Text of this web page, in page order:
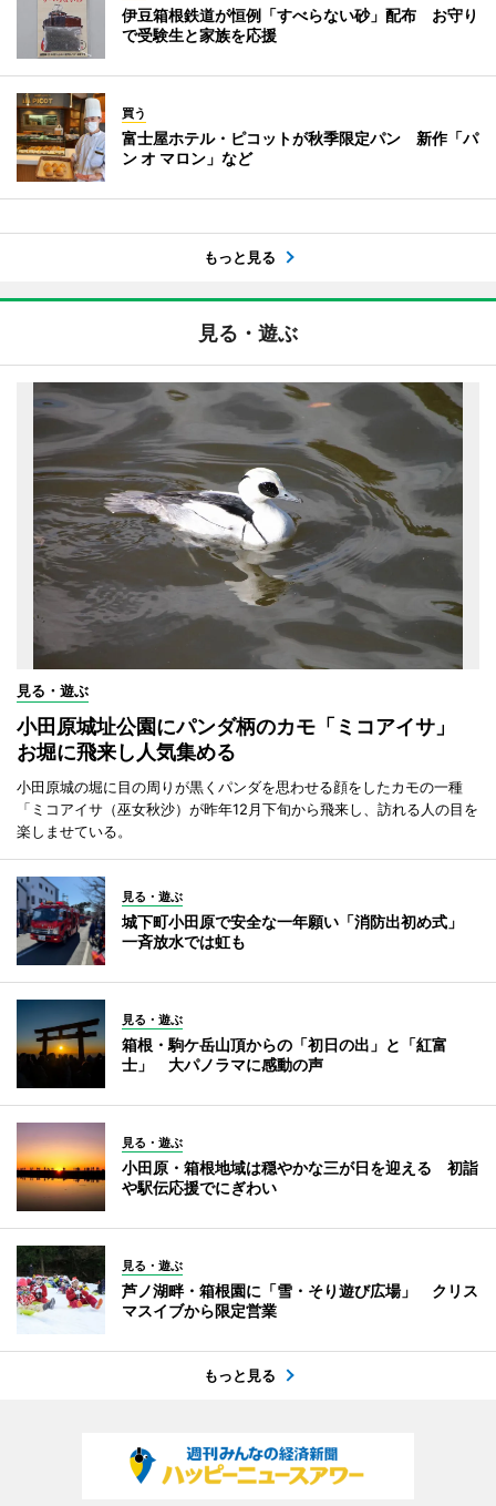
伊豆箱根鉄道が恒例「すべらない砂」配布 お守り
で受験生と家族を応援
買う
富士屋ホテル・ピコットが秋季限定パン 新作「パ
ン オ マロン」など
もっと見る
見る・遊ぶ
見る・遊ぶ
小田原城址公園にパンダ柄のカモ「ミコアイサ」
お堀に飛来し人気集める
小田原城の堀に目の周りが黒くパンダを思わせる顔をしたカモの一種
「ミコアイサ（巫女秋沙）が昨年12月下旬から飛来し、訪れる人の目を
楽しませている。
見る・遊ぶ
城下町小田原で安全な一年願い「消防出初め式」
一斉放水では虹も
見る・遊ぶ
箱根・駒ケ岳山頂からの「初日の出」と「紅富
士」 大パノラマに感動の声
見る・遊ぶ
小田原・箱根地域は穏やかな三が日を迎える 初詣
や駅伝応援でにぎわい
見る・遊ぶ
芦ノ湖畔・箱根園に「雪・そり遊び広場」 クリス
マスイブから限定営業
もっと見る